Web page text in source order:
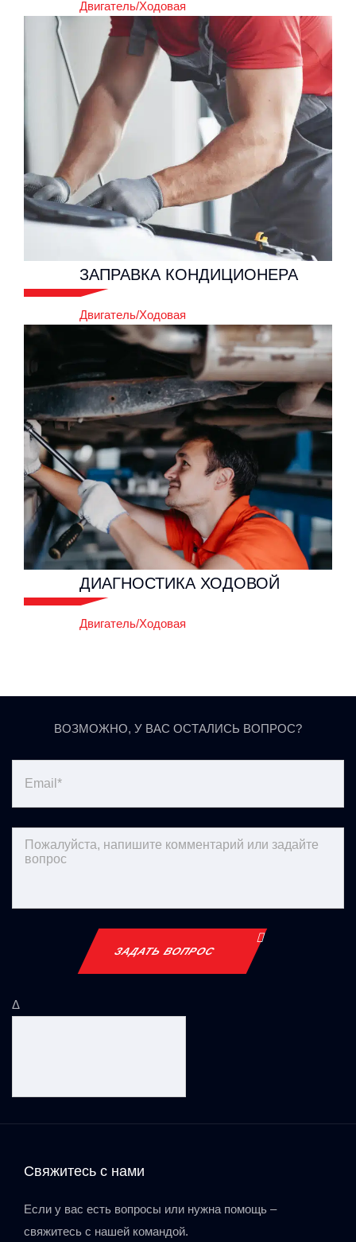
Двигатель/Ходовая
ЗАЩИТА ДВИГАТЕЛЯ
Двигатель/Ходовая
ЗАПРАВКА КОНДИЦИОНЕРА
Двигатель/Ходовая
ЗАПРАВКА
КОНДИЦИОНЕРА
Двигатель/Ходовая
ДИАГНОСТИКА ХОДОВОЙ
Двигатель/Ходовая
ХОДОВОЙ
ВОЗМОЖНО, У ВАС ОСТАЛИСЬ ВОПРОС?
ЗАДАТЬ ВОПРОС
Δ
Свяжитесь с нами
Если у вас есть вопросы или нужна помощь –
свяжитесь с нашей командой.